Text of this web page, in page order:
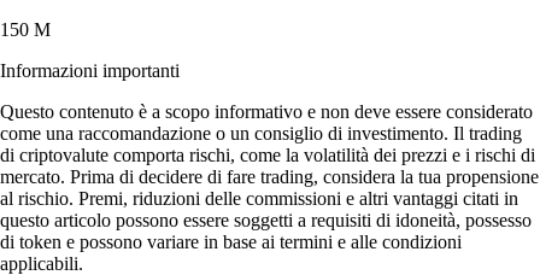
150 M
Informazioni importanti
Questo contenuto è a scopo informativo e non deve essere considerato
come una raccomandazione o un consiglio di investimento. Il trading
di criptovalute comporta rischi, come la volatilità dei prezzi e i rischi di
mercato. Prima di decidere di fare trading, considera la tua propensione
al rischio. Premi, riduzioni delle commissioni e altri vantaggi citati in
questo articolo possono essere soggetti a requisiti di idoneità, possesso
di token e possono variare in base ai termini e alle condizioni
applicabili.